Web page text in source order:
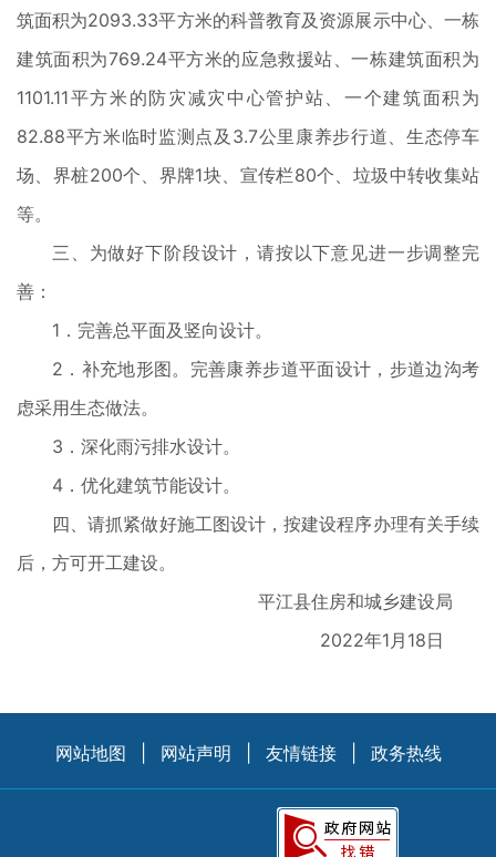
筑面积为2093.33平方米的科普教育及资源展示中心、一栋
建筑面积为769.24平方米的应急救援站、一栋建筑面积为
1101.11平方米的防灾减灾中心管护站、一个建筑面积为
82.88平方米临时监测点及3.7公里康养步行道、生态停车
场、界桩200个、界牌1块、宣传栏80个、垃圾中转收集站
等。
三、为做好下阶段设计，请按以下意见进一步调整完
善：
1．完善总平面及竖向设计。
2．补充地形图。完善康养步道平面设计，步道边沟考
虑采用生态做法。
3．深化雨污排水设计。
4．优化建筑节能设计。
四、请抓紧做好施工图设计，按建设程序办理有关手续
后，方可开工建设。
平江县住房和城乡建设局
2022年1月18日
网站地图 网站声明 友情链接 政务热线